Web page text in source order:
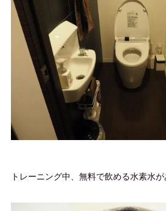
トレーニング中、無料で飲める水素水が